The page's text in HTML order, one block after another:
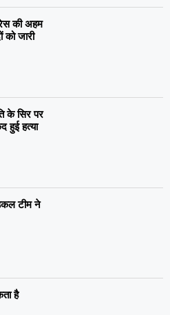
की अहम
को जारी
के सिर पर
हुई हत्या
टीम ने
है